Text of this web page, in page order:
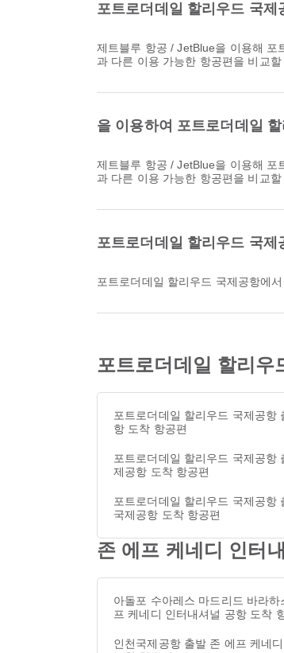
포트로더데일 할리우드 국
제트블루 항공 / JetBlue을 이용해 포트로더데일 할리우드 국제공항에서 존 에프 케네디 인터내셔널 공항로 가는 가장 이른 항공편은 06:00에 출발합니다. Airpaz에서 해당 일정
과 다른 이용 가능한 항공편을 비교할
을 이용하여 포트로더데일
제트블루 항공 / JetBlue을 이용해 포트로더데일 할리우드 국제공항에서 존 에프 케네디 인터내셔널 공항로 가는 가장 늦은 항공편은 22:15에 출발합니다. Airpaz에서 해당 일정
과 다른 이용 가능한 항공편을 비교할
포트로더데일 할리우드 국
포트로더데일 할리우드 국제공항
포트로더데일 할리우
포트로더데일 할리우드 국제공항
항 도착 항공편
포트로더데일 할리우드 국제공항
제공항 도착 항공편
포트로더데일 할리우드 국제공항
국제공항 도착 항공편
존 에프 케네디 인터
아돌포 수아레스 마드리드 바라하
프 케네디 인터내셔널 공항 도착
인천국제공항 출발 존 에프 케네